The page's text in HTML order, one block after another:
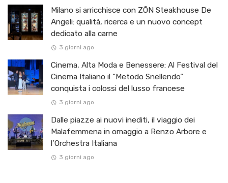
Milano si arricchisce con ZŌN Steakhouse De
Angeli: qualità, ricerca e un nuovo concept
dedicato alla carne
3 giorni ago
Cinema, Alta Moda e Benessere: Al Festival del
Cinema Italiano il “Metodo Snellendo”
conquista i colossi del lusso francese
3 giorni ago
Dalle piazze ai nuovi inediti, il viaggio dei
Malafemmena in omaggio a Renzo Arbore e
l’Orchestra Italiana ​
3 giorni ago